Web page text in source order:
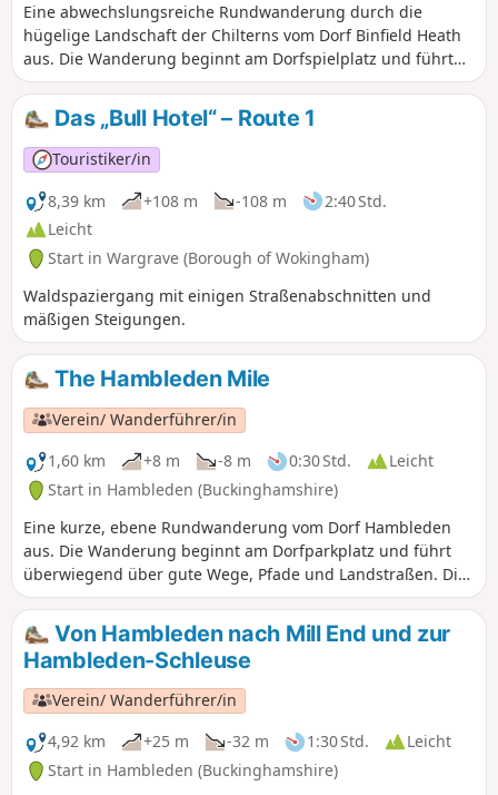
Eine abwechslungsreiche Rundwanderung durch die
hügelige Landschaft der Chilterns vom Dorf Binfield Heath
aus. Die Wanderung beginnt am Dorfspielplatz und führt
hauptsächlich über gut begehbare Wege, Pfade und
Feldwege durch Wälder, Felder und Parklandschaften. Das
Bottle and Glass Inn ist ein idealer Ort für eine
Erfrischungspause am Ende der Wanderung. Die
Wanderung kann auf Wunsch auf 5 Meilen verkürzt
werden. Details finden Sie in der Beschreibung unten.
Das „Bull Hotel“ – Route 1
Touristiker/in
8,39 km
+108 m -108 m
2:40 Std.
Leicht
Start in Wargrave (Borough of Wokingham)
Waldspaziergang mit einigen Straßenabschnitten und
mäßigen Steigungen.
The Hambleden Mile
Verein/ Wanderführer/in
1,60 km
+8 m -8 m 0:30 Std.
Leicht
Start in Hambleden (Buckinghamshire)
Eine kurze, ebene Rundwanderung vom Dorf Hambleden
aus. Die Wanderung beginnt am Dorfparkplatz und führt
überwiegend über gute Wege, Pfade und Landstraßen. Die
Wanderung bietet einen schönen Blick über die Wiesen auf
das Dorf Hambleden und ist voller Sehenswürdigkeiten.
Von Hambleden nach Mill End und zur
Hambleden-Schleuse
Verein/ Wanderführer/in
4,92 km
+25 m -32 m 1:30 Std.
Leicht
Start in Hambleden (Buckinghamshire)